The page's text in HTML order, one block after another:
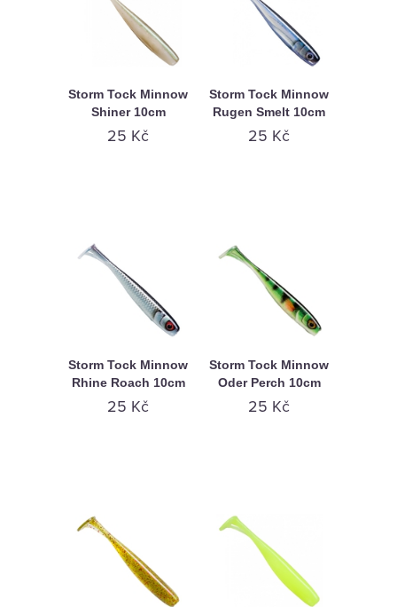
Storm Tock Minnow
Shiner 10cm
25 Kč
Storm Tock Minnow
Rugen Smelt 10cm
25 Kč
Storm Tock Minnow
Rhine Roach 10cm
25 Kč
Storm Tock Minnow
Oder Perch 10cm
25 Kč